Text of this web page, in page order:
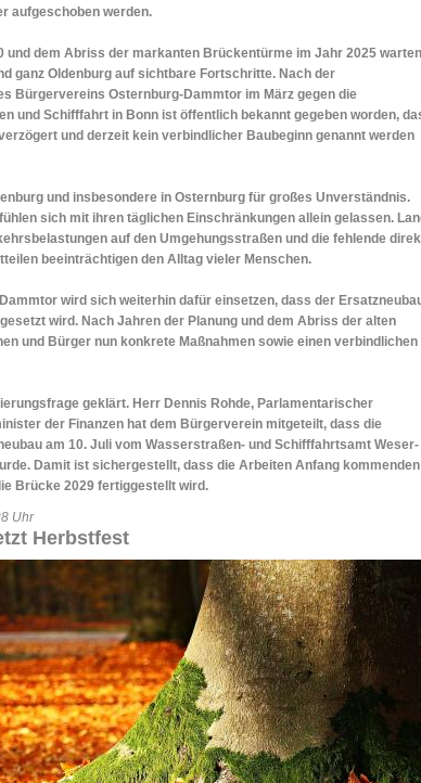
aufgeschoben werden.
und dem Abriss der markanten Brückentürme im Jahr 2025 warten
ganz Oldenburg auf sichtbare Fortschritte. Nach der
Bürgervereins Osternburg-Dammtor im März gegen die
und Schifffahrt in Bonn ist öffentlich bekannt gegeben worden,
und derzeit kein verbindlicher Baubeginn genannt werden
und insbesondere in Osternburg für großes Unverständnis.
sich mit ihren täglichen Einschränkungen allein gelassen.
auf den Umgehungsstraßen und die fehlende
beeinträchtigen den Alltag vieler Menschen.
wird sich weiterhin dafür einsetzen, dass der
wird. Nach Jahren der Planung und dem Abriss der alten
und Bürger nun konkrete Maßnahmen sowie einen verbindlichen
geklärt. Herr Dennis Rohde, Parlamentarischer
der Finanzen hat dem Bürgerverein mitgeteilt, dass die
am 10. Juli vom Wasserstraßen- und Schifffahrtsamt Weser-
Damit ist sichergestellt, dass die Arbeiten Anfang kommenden
Brücke 2029 fertiggestellt wird.
Uhr
Herbstfest